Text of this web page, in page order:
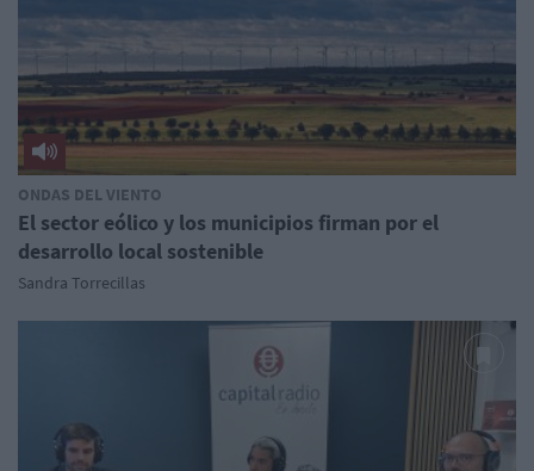
ONDAS DEL VIENTO
El sector eólico y los municipios firman por el
desarrollo local sostenible
Sandra Torrecillas